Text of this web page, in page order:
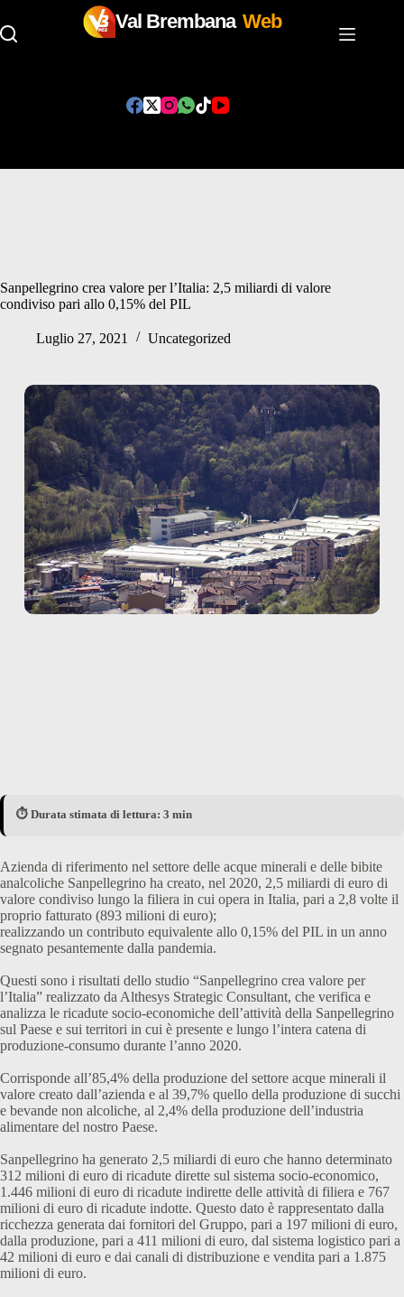
Val Brembana Web
Sanpellegrino crea valore per l’Italia: 2,5 miliardi di valore
condiviso pari allo 0,15% del PIL
Luglio 27, 2021 Uncategorized
⏱️ Durata stimata di lettura: 3 min
Azienda di riferimento nel settore delle acque minerali e delle bibite
analcoliche Sanpellegrino ha creato, nel 2020, 2,5 miliardi di euro di
valore condiviso lungo la filiera in cui opera in Italia, pari a 2,8 volte il
proprio fatturato (893 milioni di euro);
realizzando un contributo equivalente allo 0,15% del PIL in un anno
segnato pesantemente dalla pandemia.
Questi sono i risultati dello studio “Sanpellegrino crea valore per
l’Italia” realizzato da Althesys Strategic Consultant, che verifica e
analizza le ricadute socio-economiche dell’attività della Sanpellegrino
sul Paese e sui territori in cui è presente e lungo l’intera catena di
produzione-consumo durante l’anno 2020.
Corrisponde all’85,4% della produzione del settore acque minerali il
valore creato dall’azienda e al 39,7% quello della produzione di succhi
e bevande non alcoliche, al 2,4% della produzione dell’industria
alimentare del nostro Paese.
Sanpellegrino ha generato 2,5 miliardi di euro che hanno determinato
312 milioni di euro di ricadute dirette sul sistema socio-economico,
1.446 milioni di euro di ricadute indirette delle attività di filiera e 767
milioni di euro di ricadute indotte. Questo dato è rappresentato dalla
ricchezza generata dai fornitori del Gruppo, pari a 197 milioni di euro,
dalla produzione, pari a 411 milioni di euro, dal sistema logistico pari a
42 milioni di euro e dai canali di distribuzione e vendita pari a 1.875
milioni di euro.